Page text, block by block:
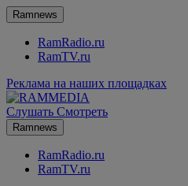
Ramnews
RamRadio.ru
RamTV.ru
Реклама на наших площадках
Слушать Смотреть
Ramnews
RamRadio.ru
RamTV.ru